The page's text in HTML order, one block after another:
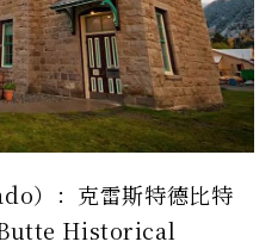
）：克雷斯特德比特
Historical